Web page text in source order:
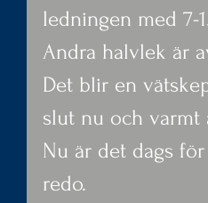
ledningen med 7-
Andra halvlek är
Det blir en
slut nu och varmt
Nu är det dags
redo.